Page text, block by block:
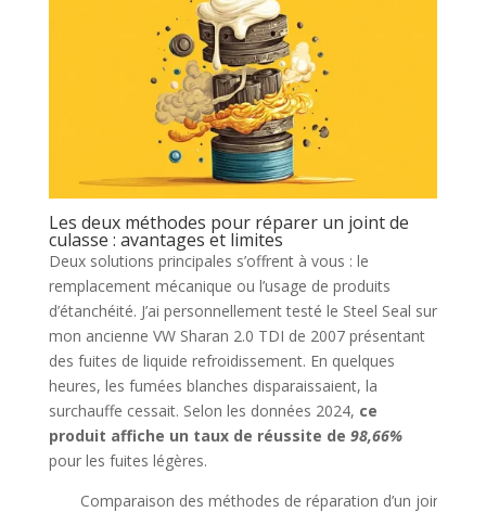
Les deux méthodes pour réparer un joint de
culasse : avantages et limites
Deux solutions principales s’offrent à vous : le
remplacement mécanique ou l’usage de produits
d’étanchéité. J’ai personnellement testé le Steel Seal sur
mon ancienne VW Sharan 2.0 TDI de 2007 présentant
des fuites de liquide refroidissement. En quelques
heures, les fumées blanches disparaissaient, la
surchauffe cessait. Selon les données 2024, ce
produit affiche un taux de réussite de 98,66%
pour les fuites légères.
Comparaison des méthodes de réparation d’un joint de